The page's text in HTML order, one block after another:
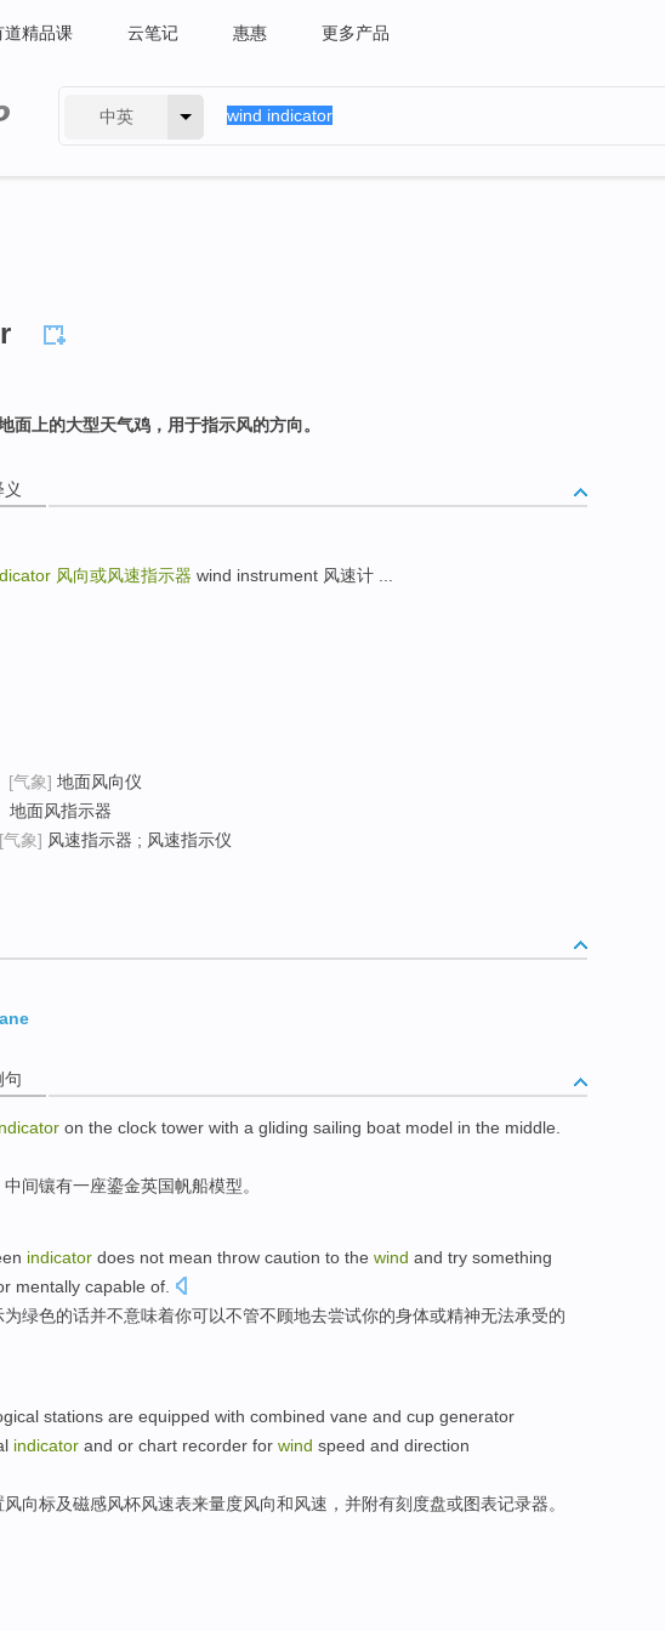
道精品课 云笔记 惠惠 更多产品
中英
面上的大型天气鸡，用于指示风的方向。
风向或风速指示器 wind instrument 风速计 ...
[气象] 地面风向仪
地面风指示器
[气象] 风速指示器 ; 风速指示仪
句
on the clock tower with a gliding sailing boat model in the middle
中间镶有一座鎏金英国帆船模型。
indicator does not mean throw caution to the wind and try something
mentally capable of
为绿色的话并不意味着你可以不管不顾地去尝试你的身体或精神无法承受的
stations are equipped with combined vane and cup generator
indicator and or chart recorder for wind speed and direction
风向标及磁感风杯风速表来量度风向和风速 ， 并附有刻度盘或图表记录器。